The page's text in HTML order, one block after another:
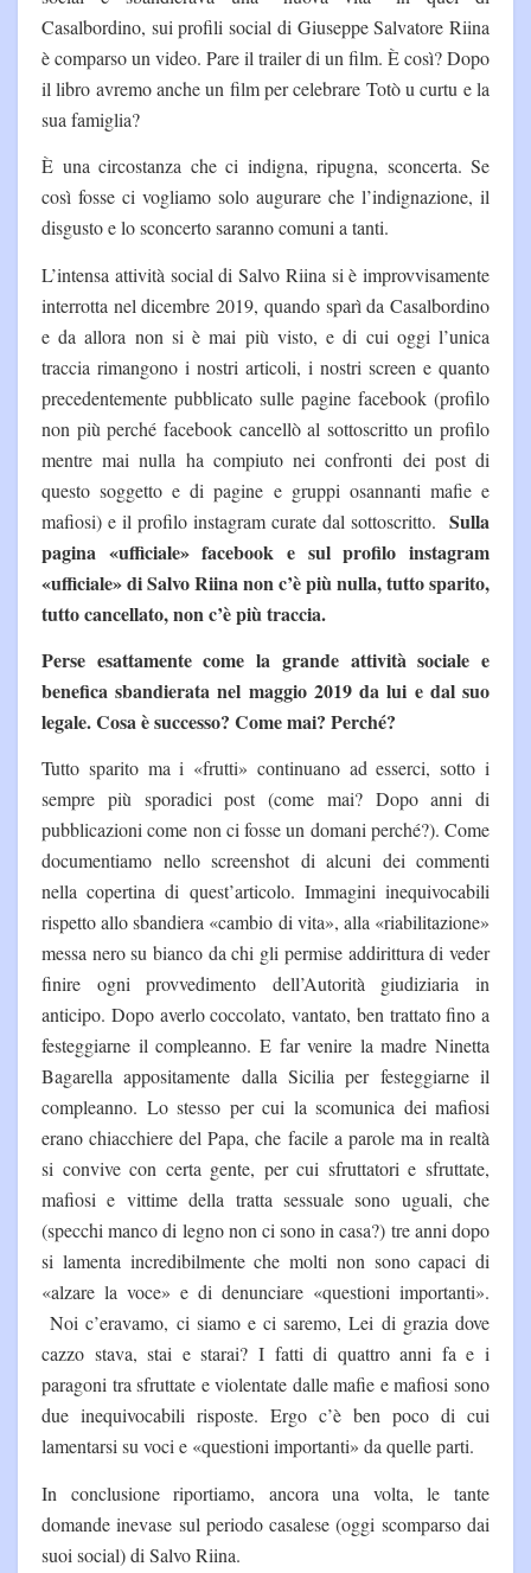
Casalbordino, sui profili social di Giuseppe Salvatore Riina
è comparso un video. Pare il trailer di un film. È così? Dopo
il libro avremo anche un film per celebrare Totò u curtu e la
sua famiglia?
È una circostanza che ci indigna, ripugna, sconcerta. Se
così fosse ci vogliamo solo augurare che l’indignazione, il
disgusto e lo sconcerto saranno comuni a tanti.
L’intensa attività social di Salvo Riina si è improvvisamente
interrotta nel dicembre 2019, quando sparì da Casalbordino
e da allora non si è mai più visto, e di cui oggi l’unica
traccia rimangono i nostri articoli, i nostri screen e quanto
precedentemente pubblicato sulle pagine facebook (profilo
non più perché facebook cancellò al sottoscritto un profilo
mentre mai nulla ha compiuto nei confronti dei post di
questo soggetto e di pagine e gruppi osannanti mafie e
mafiosi) e il profilo instagram curate dal sottoscritto. Sulla
pagina «ufficiale» facebook e sul profilo instagram
«ufficiale» di Salvo Riina non c’è più nulla, tutto sparito,
tutto cancellato, non c’è più traccia.
Perse esattamente come la grande attività sociale e
benefica sbandierata nel maggio 2019 da lui e dal suo
legale. Cosa è successo? Come mai? Perché?
Tutto sparito ma i «frutti» continuano ad esserci, sotto i
sempre più sporadici post (come mai? Dopo anni di
pubblicazioni come non ci fosse un domani perché?). Come
documentiamo nello screenshot di alcuni dei commenti
nella copertina di quest’articolo. Immagini inequivocabili
rispetto allo sbandiera «cambio di vita», alla «riabilitazione»
messa nero su bianco da chi gli permise addirittura di veder
finire ogni provvedimento dell’Autorità giudiziaria in
anticipo. Dopo averlo coccolato, vantato, ben trattato fino a
festeggiarne il compleanno. E far venire la madre Ninetta
Bagarella appositamente dalla Sicilia per festeggiarne il
compleanno. Lo stesso per cui la scomunica dei mafiosi
erano chiacchiere del Papa, che facile a parole ma in realtà
si convive con certa gente, per cui sfruttatori e sfruttate,
mafiosi e vittime della tratta sessuale sono uguali, che
(specchi manco di legno non ci sono in casa?) tre anni dopo
si lamenta incredibilmente che molti non sono capaci di
«alzare la voce» e di denunciare «questioni importanti».
Noi c’eravamo, ci siamo e ci saremo, Lei di grazia dove
cazzo stava, stai e starai? I fatti di quattro anni fa e i
paragoni tra sfruttate e violentate dalle mafie e mafiosi sono
due inequivocabili risposte. Ergo c’è ben poco di cui
lamentarsi su voci e «questioni importanti» da quelle parti.
In conclusione riportiamo, ancora una volta, le tante
domande inevase sul periodo casalese (oggi scomparso dai
suoi social) di Salvo Riina.